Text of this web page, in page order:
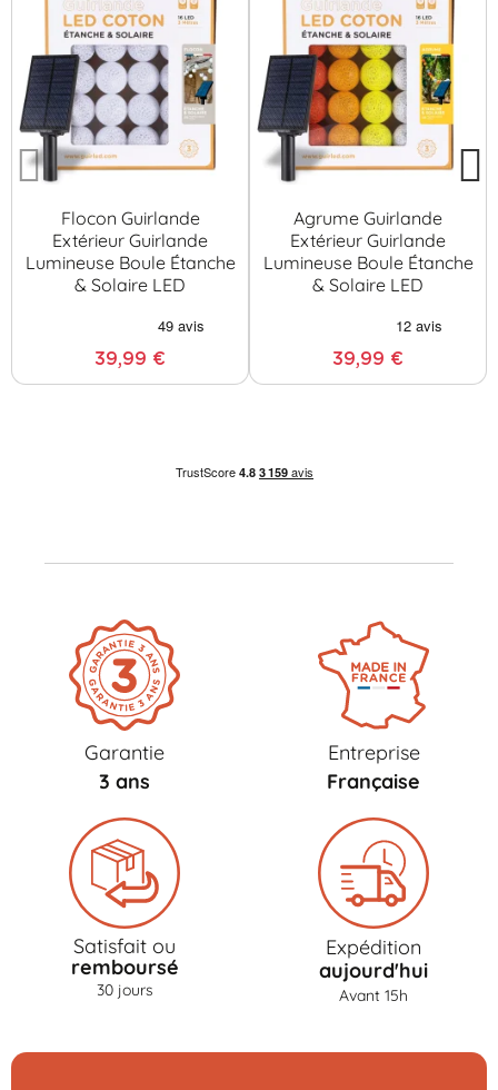
Flocon Guirlande
Extérieur Guirlande
Lumineuse Boule Étanche
& Solaire LED
39,99 €
Agrume Guirlande
Extérieur Guirlande
Lumineuse Boule Étanche
& Solaire LED
39,99 €
Garantie
3 ans
Entreprise
Française
Satisfait ou
remboursé
30 jours
Expédition
aujourd'hui
Avant 15h